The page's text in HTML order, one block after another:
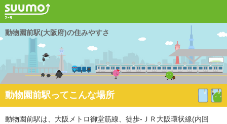
動物園前駅(大阪府)の住みやすさ
動物園前駅ってこんな場所
動物園前駅は、大阪メトロ御堂筋線、徒歩-ＪＲ大阪環状線(内回